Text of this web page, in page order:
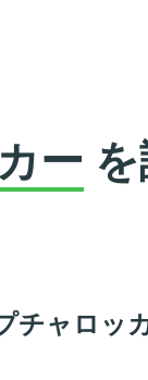
ー
チャロッ